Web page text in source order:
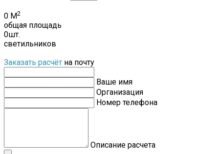
0 М2
общая площадь
0шт.
светильников
Заказать расчёт на почту
Ваше имя
Организация
Номер телефона
Описание расчета